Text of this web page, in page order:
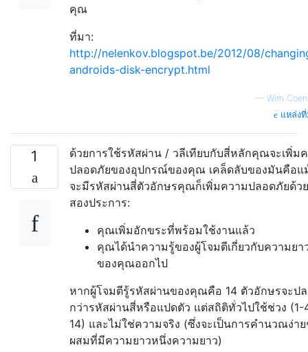
คุณ
ที่มา:
http://nelenkov.blogspot.be/2012/08/
androids-disk-encrypt.html
— Wim
แหล่ง
1
ด้วยการใช้รหัสผ่าน / วลีเทียบกับสี่หลักคุณจะเพิ่ม
ปลอดภัยของอุปกรณ์ของคุณ เคล็ดลับของมันคือ
จะมีรหัสผ่านสี่ตัวอักษรคุณก็เพิ่มความปลอดภัยด้ว
สองประการ:
คุณเพิ่มอักขระที่พร้อมใช้งานแล้ว
คุณได้นำความรู้ของผู้โจมตีเกี่ยวกับความยา
ของคุณออกไป
หากผู้โจมตีรู้รหัสผ่านของคุณคือ 14 ตัวอักษรจะป
กว่ารหัสผ่านสี่หรือแปดตัว แต่สถิติทั่วไปใช้ช่วง (1-
14) และไม่ใช่ความจริง (ซึ่งจะเป็นการคำนวณง่า
ผสมที่มีความยาวหนึ่งความยาว)